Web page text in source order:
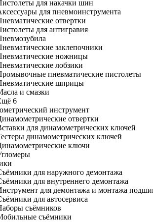
для накачки шин
для пневмоинструмента
отвертки
для антигравия
заклепочники
ножницы
лобзики
пневматические пистолеты
шприцы
и смазки
6
инструмент
отвертки
для динамометрических ключей
динамометрических ключей
ключи
для наружного демонтажа
для внутреннего демонтажа
для демонтажа и монтажа
для автосервиса
съёмников
съёмники